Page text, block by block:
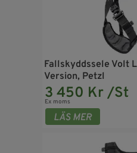
Fallskyddssele Volt
Version, Petzl
3 450 Kr /St
Ex moms